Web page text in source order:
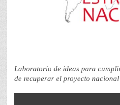
Laboratorio de ideas para
de recuperar el proyecto